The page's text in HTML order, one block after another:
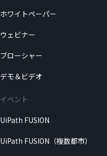
ホワイトペーパー
ウェビナー
ブローシャー
デモ＆ビデオ
イベント
UiPath FUSION
UiPath FUSION（複数都市）